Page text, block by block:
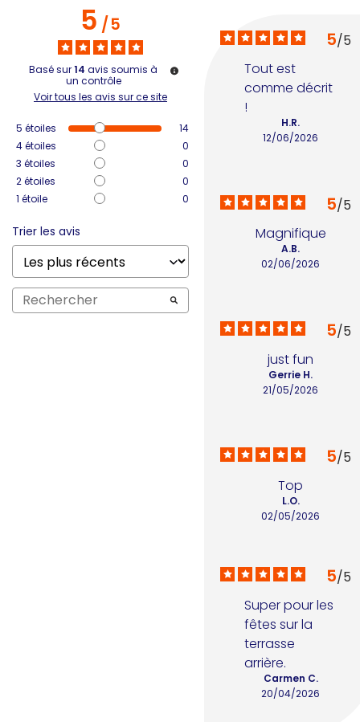
5/5
Basé sur14 avis soumis à
un contrôle
Voir tous les avis sur ce site
5 étoiles
14
4étoiles
0
3 étoiles
0
2étoiles
0
1 étoile 0
Trier les avis
5/5
Tout est
comme décrit
!
12/06/2026
H.R.
5/5
Magnifique
02/06/2026
A.B.
5/5
just fun
21/05/2026
Gerrie H.
5/5
Top
02/05/2026
L.O.
5/5
Super pour les
fêtes sur la
terrasse
arrière.
20/04/2026
Carmen C.